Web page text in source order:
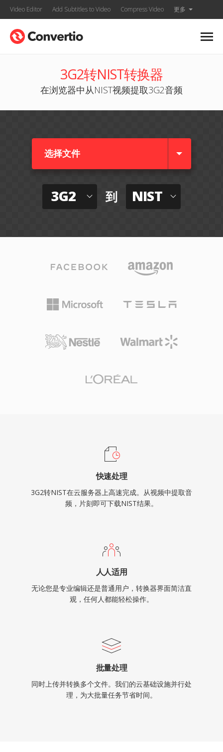
Video Editor Add Subtitles to Video Compress Video 更多
3G2转NIST转换器
在浏览器中从NIST视频提取3G2音频
选择文件
3G2 到 NIST
快速处理
3G2转NIST在云服务器上高速完成。从视频中提取音
频，片刻即可下载NIST结果。
人人适用
无论您是专业编辑还是普通用户，转换器界面简洁直
观，任何人都能轻松操作。
批量处理
同时上传并转换多个文件。我们的云基础设施并行处
理，为大批量任务节省时间。